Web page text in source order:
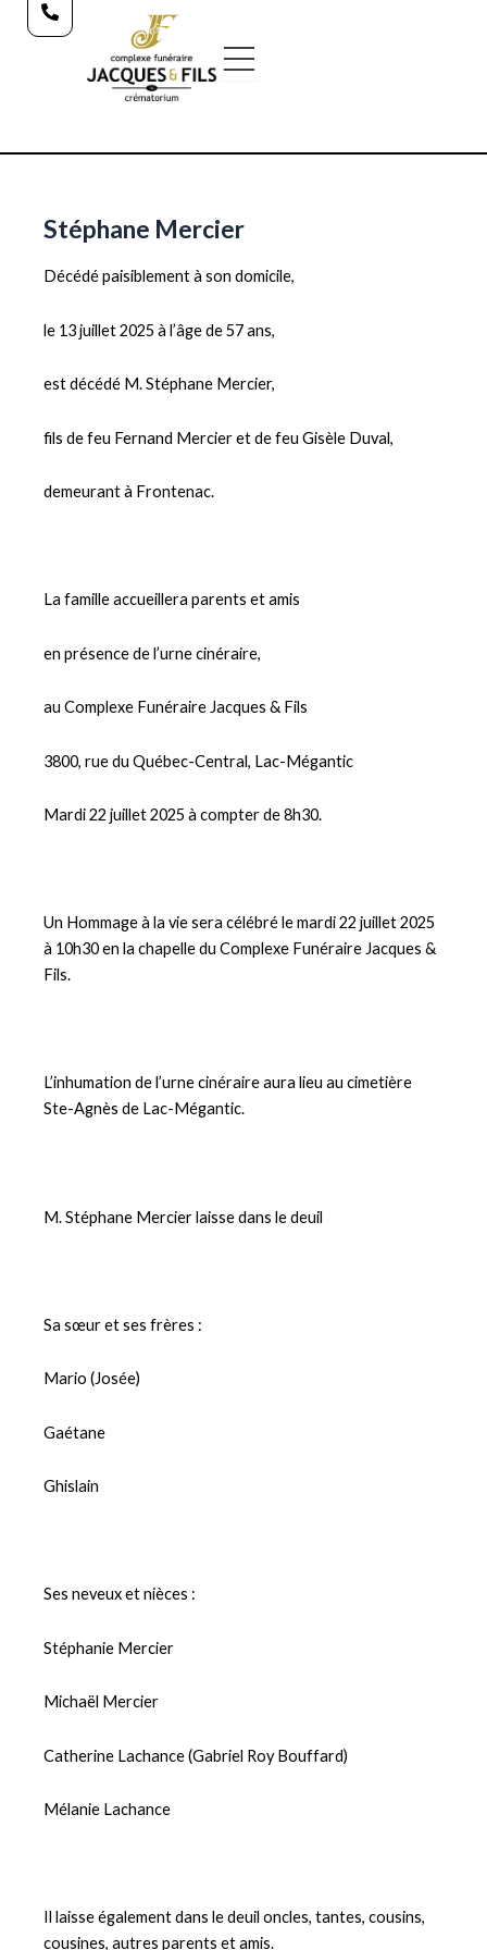
Stéphane Mercier
Décédé paisiblement à son domicile,
le 13 juillet 2025 à l’âge de 57 ans,
est décédé M. Stéphane Mercier,
fils de feu Fernand Mercier et de feu Gisèle Duval,
demeurant à Frontenac.
La famille accueillera parents et amis
en présence de l’urne cinéraire,
au Complexe Funéraire Jacques & Fils
3800, rue du Québec-Central, Lac-Mégantic
Mardi 22 juillet 2025 à compter de 8h30.
Un Hommage à la vie sera célébré le mardi 22 juillet 2025
à 10h30 en la chapelle du Complexe Funéraire Jacques &
Fils.
L’inhumation de l’urne cinéraire aura lieu au cimetière
Ste-Agnès de Lac-Mégantic.
M. Stéphane Mercier laisse dans le deuil
Sa sœur et ses frères :
Mario (Josée)
Gaétane
Ghislain
Ses neveux et nièces :
Stéphanie Mercier
Michaël Mercier
Catherine Lachance (Gabriel Roy Bouffard)
Mélanie Lachance
Il laisse également dans le deuil oncles, tantes, cousins,
cousines, autres parents et amis.